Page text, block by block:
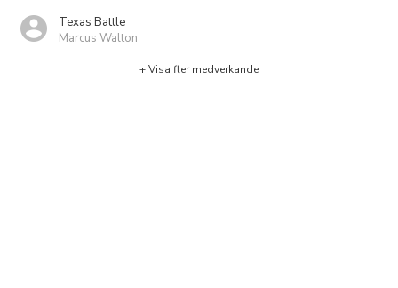
Texas Battle
Marcus Walton
+ Visa fler medverkande